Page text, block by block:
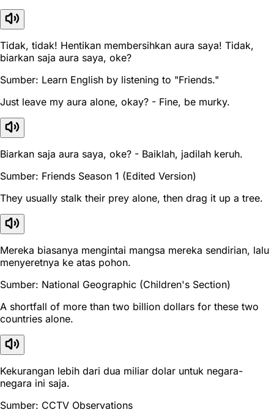
Tidak, tidak! Hentikan membersihkan aura saya! Tidak,
biarkan saja aura saya, oke?
Sumber: Learn English by listening to "Friends."
Just leave my aura alone, okay? - Fine, be murky.
Biarkan saja aura saya, oke? - Baiklah, jadilah keruh.
Sumber: Friends Season 1 (Edited Version)
They usually stalk their prey alone, then drag it up a tree.
Mereka biasanya mengintai mangsa mereka sendirian, lalu
menyeretnya ke atas pohon.
Sumber: National Geographic (Children's Section)
A shortfall of more than two billion dollars for these two
countries alone.
Kekurangan lebih dari dua miliar dolar untuk negara-
negara ini saja.
Sumber: CCTV Observations